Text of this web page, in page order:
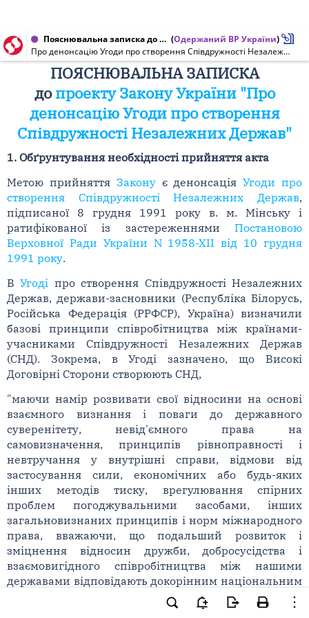
Пояснювальна записка до проекту Закону України від 20.03.2014 № 74-1 (Одержаний ВР України)
Про денонсацію Угоди про створення Співдружності Незалежних Держав